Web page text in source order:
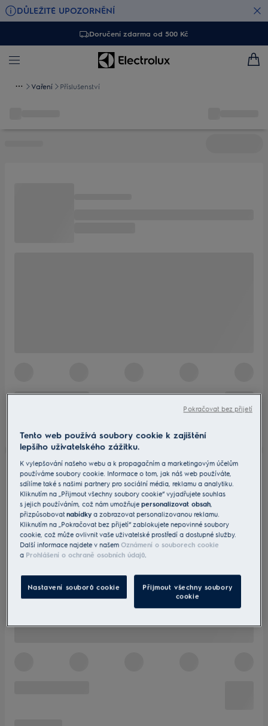
DŮLEŽITÉ UPOZORNĚNÍ
Doručení zdarma od 500 Kč
Vaření Příslušenství
Tento web používá soubory cookie k zajištění
lepšího uživatelského zážitku.
K vylepšování našeho webu a k propagačním a marketingovým účelům
používáme soubory cookie. Informace o tom, jak náš web používáte,
sdílíme také s našimi partnery pro sociální média, reklamu a analytiku.
Kliknutím na „Přijmout všechny soubory cookie“ vyjadřujete souhlas
s jejich používáním, což nám umožňujepersonalizovat obsah
přizpůsobovatnabídky a zobrazovat personalizovanou reklamu.
Kliknutím na „Pokračovat bez přijetí“ zablokujete nepovinné soubory
cookie, což může ovlivnit vaše uživatelské prostředí a dostupné služby.
Další informace najdete v našemOznámení o souborech cookie
a Prohlášení o ochraně osobních údajů
Nastavení souborů cookie
Přijmout všechny soubory
cookie
Pokračovat bez přijetí